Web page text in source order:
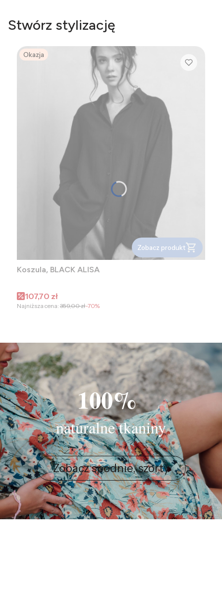
Stwórz stylizację
Okazja
Zobacz produkt
Koszula, BLACK ALISA
Cena promocyjna
107,70 zł
Najniższa cena: 359,00 zł-70%
100%
naturalne tkaniny
Zobacz spodnie, szorty